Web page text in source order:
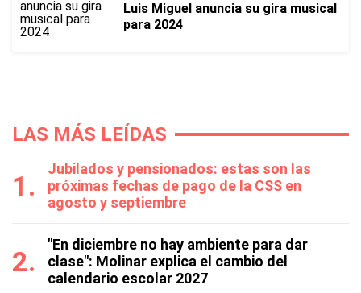
Luis Miguel anuncia su gira musical
para 2024
LAS MÁS LEÍDAS
Jubilados y pensionados: estas son las
próximas fechas de pago de la CSS en
agosto y septiembre
"En diciembre no hay ambiente para dar
clase": Molinar explica el cambio del
calendario escolar 2027